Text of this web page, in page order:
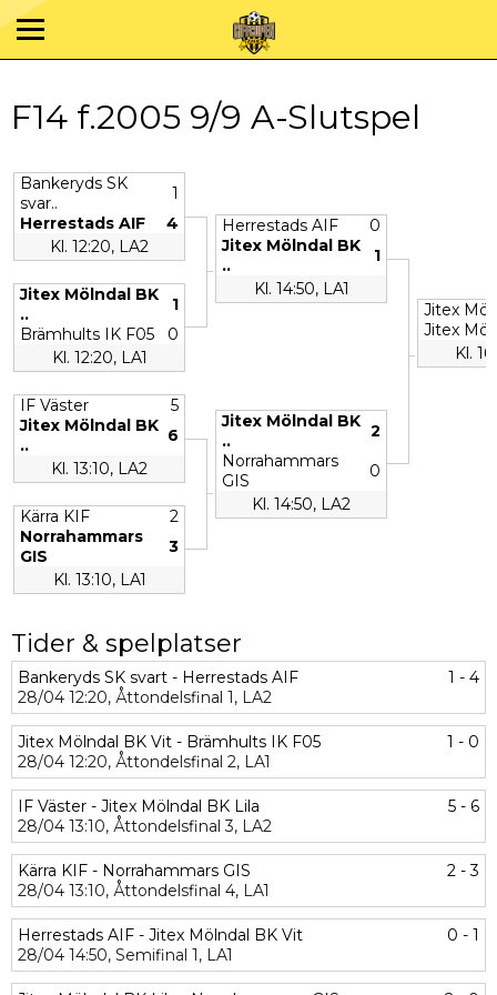
F14 f.2005 9/9 A-Slutspel
Bankeryds SK
svar..
1
Herrestads AIF
4
Kl. 12:20, LA2
Jitex Mölndal BK
..
1
Brämhults IK F05
0
Kl. 12:20, LA1
IF Väster
5
Jitex Mölndal BK
..
6
Kl. 13:10, LA2
Kärra KIF
2
Norrahammars
GIS
3
Kl. 13:10, LA1
Herrestads AIF
0
Jitex Mölndal BK
..
1
Kl. 14:50, LA1
Jitex Mölndal BK
..
2
Norrahammars
GIS
0
Kl. 14:50, LA2
Jitex
Jitex
Kl.
Tider & spelplatser
Bankeryds SK svart - Herrestads AIF
1 - 4
28/04 12:20, Åttondelsfinal 1, LA2
Jitex Mölndal BK Vit - Brämhults IK F05
1 - 0
28/04 12:20, Åttondelsfinal 2, LA1
IF Väster - Jitex Mölndal BK Lila
5 - 6
28/04 13:10, Åttondelsfinal 3, LA2
Kärra KIF - Norrahammars GIS
2 - 3
28/04 13:10, Åttondelsfinal 4, LA1
Herrestads AIF - Jitex Mölndal BK Vit
0 - 1
28/04 14:50, Semifinal 1, LA1